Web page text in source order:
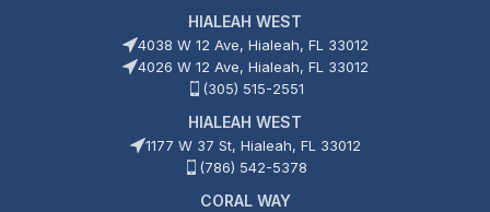
HIALEAH WEST
4038 W 12 Ave, Hialeah, FL 33012
4026 W 12 Ave, Hialeah, FL 33012
(305) 515-2551
HIALEAH WEST
1177 W 37 St, Hialeah, FL 33012
(786) 542-5378
CORAL WAY